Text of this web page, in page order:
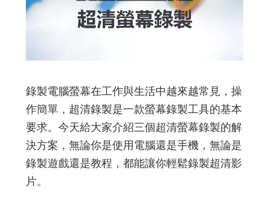
錄製電腦螢幕在工作與生活中越來越常見，操
作簡單，超清錄製是一款螢幕錄製工具的基本
要求。今天給大家介紹三個超清螢幕錄製的解
決方案，無論你是使用電腦還是手機，無論是
錄製遊戲還是教程，都能讓你輕鬆錄製超清影
片。